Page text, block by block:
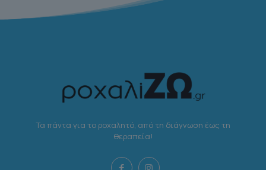
Τα πάντα για το ροχαλητό, από τη διάγνωση έως τη
θεραπεία!